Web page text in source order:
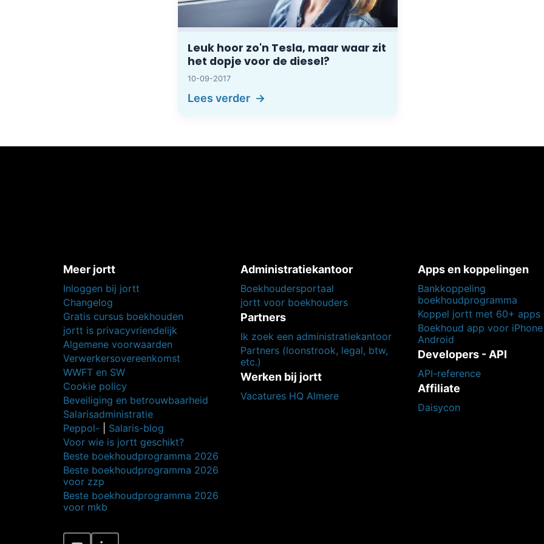
Leuk hoor zo'n Tesla, maar waar zit
het dopje voor de diesel?
10-09-2017
Lees verder
Meer jortt
Inloggen bij jortt
Changelog
Gratis cursus boekhouden
jortt is privacyvriendelijk
Algemene voorwaarden
Verwerkersovereenkomst
WWFT en SW
Cookie policy
Beveiliging en betrouwbaarheid
Salarisadministratie
Peppol-
Salaris-blog
Voor wie is jortt geschikt?
Beste boekhoudprogramma 2026
Beste boekhoudprogramma 2026
voor zzp
Beste boekhoudprogramma 2026
voor mkb
Administratiekantoor
Boekhoudersportaal
jortt voor boekhouders
Partners
Ik zoek een administratiekantoor
Partners (loonstrook, legal, btw,
etc.)
Werken bij jortt
Vacatures HQ Almere
Apps en koppelingen
Bankkoppeling
boekhoudprogramma
Koppel jortt met 60+ apps
Boekhoud app voor
Android
Developers - API
API-reference
Affiliate
Daisycon